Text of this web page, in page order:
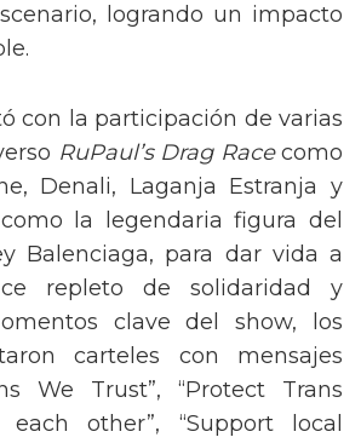
logrando un impacto
con la participación de varias
RuPaul’s Drag Racecomo
Denali, Laganja Estranja y
la legendaria figura del
Balenciaga, para dar vida a
repleto de solidaridad y
clave del show, los
carteles con mensajes
We Trust”, “Protect Trans
each other”, “Support local